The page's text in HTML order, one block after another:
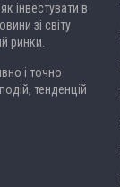
інвестувати в
зі світу
ринки.
і точно
тенденцій